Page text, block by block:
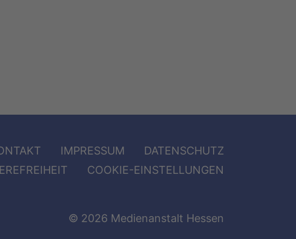
IMPRESSUM
DATENSCHUTZ
COOKIE-EINSTELLUNGEN
© 2026 Medienanstalt Hessen